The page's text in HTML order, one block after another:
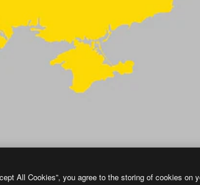
All Cookies”, you agree to the storing of cookies on